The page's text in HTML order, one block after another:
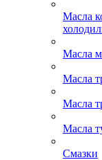
Масла
Масла
Масла
Масла
Масла
Смазки